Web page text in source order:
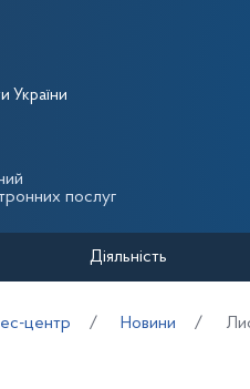
України
послуг
Діяльність
центр Новини